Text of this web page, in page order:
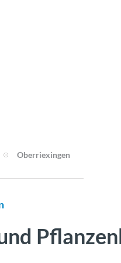
Oberriexingen